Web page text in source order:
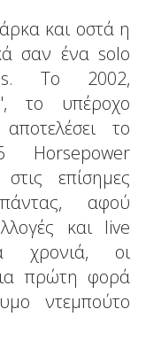
και οστά η
σαν ένα solo
Το 2002,
το υπέροχο
το
επίσημες
αφού
και live
χρονιά, οι
πρώτη φορά
ντεμπούτο